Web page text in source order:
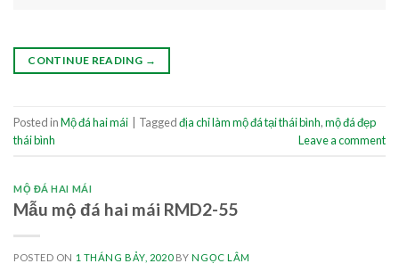
CONTINUE READING →
Posted inMộ đá hai mái | Taggedđịa chỉ làm mộ đá tại thái bình,mộ đá đẹp
thái bình
Leave a comment
MỘ ĐÁ HAI MÁI
Mẫu mộ đá hai mái RMD2-55
POSTED ON 1 THÁNG BẢY, 2020BYNGỌC LÂM